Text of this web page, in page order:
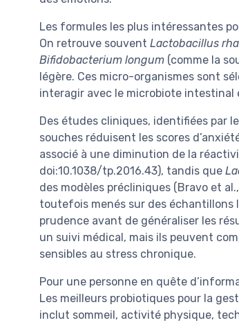
Les formules les plus intéressantes
On retrouve souvent Lactobacillus
Bifidobacterium longum (comme la
légère. Ces micro-organismes sont
interagir avec le microbiote
Des études cliniques, identifiées par
souches réduisent les scores
associé à une diminution de la
doi:10.1038/tp.2016.43), tandis que
des modèles précliniques (Bravo et al.,
toutefois menés sur des échantillons
prudence avant de généraliser les
un suivi médical, mais ils peuvent
sensibles au stress chronique.
Pour une personne en quête
Les meilleurs probiotiques pour la
inclut sommeil, activité physique,